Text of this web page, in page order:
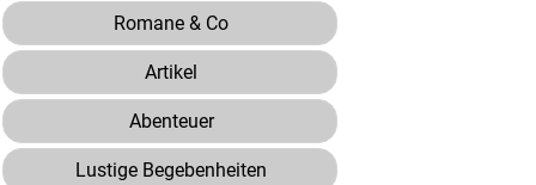
Romane & Co
Artikel
Abenteuer
Lustige Begebenheiten